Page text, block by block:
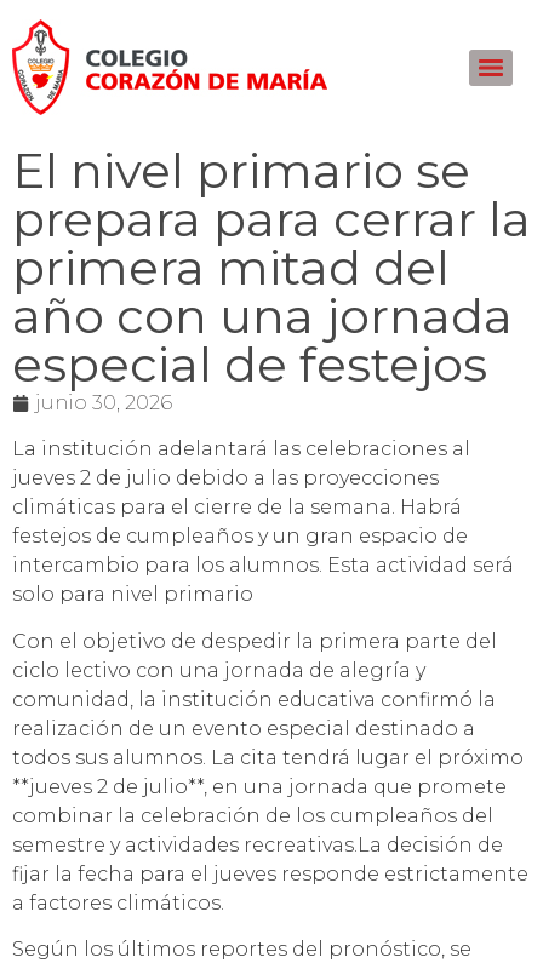
El nivel primario se
prepara para cerrar la
primera mitad del
año con una jornada
especial de festejos
junio 30, 2026
La institución adelantará las celebraciones al
jueves 2 de julio debido a las proyecciones
climáticas para el cierre de la semana. Habrá
festejos de cumpleaños y un gran espacio de
intercambio para los alumnos. Esta actividad será
solo para nivel primario
Con el objetivo de despedir la primera parte del
ciclo lectivo con una jornada de alegría y
comunidad, la institución educativa confirmó la
realización de un evento especial destinado a
todos sus alumnos. La cita tendrá lugar el próximo
**jueves 2 de julio**, en una jornada que promete
combinar la celebración de los cumpleaños del
semestre y actividades recreativas.La decisión de
fijar la fecha para el jueves responde estrictamente
a factores climáticos.
Según los últimos reportes del pronóstico, se